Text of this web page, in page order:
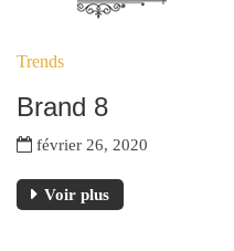
Trends
Brand 8
février 26, 2020
Voir plus